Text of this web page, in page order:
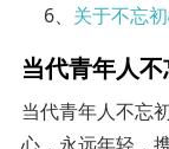
6、 关于不忘
当代青年人
当代青年人不忘